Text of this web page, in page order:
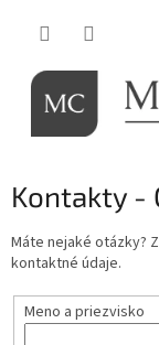
Kontakty -
Máte nejaké otázky?
kontaktné údaje.
Meno a priezvisko